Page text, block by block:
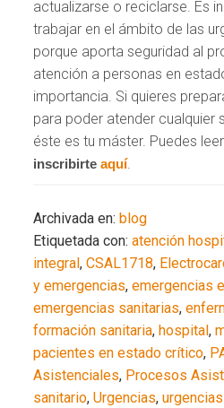
actualizarse o reciclarse. Es
trabajar en el ámbito de las
porque aporta seguridad al
atención a personas en
importancia. Si quieres
para poder atender cualquier
éste es tu máster. Puedes leer
inscribirte aquí.
Archivada en: blog
Etiquetada con:atención
integral,CSAL1718,
y emergencias,emergencias
emergencias sanitarias,
formación sanitaria, hospital,
pacientes en estado crítico,
Asistenciales, Procesos
sanitario,Urgencias,